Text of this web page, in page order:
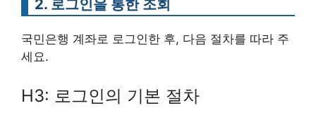
2. 로그인을 통한 조회
국민은행 계좌로 로그인한 후, 다음 절차를 따라 주
세요.
H3: 로그인의 기본 절차